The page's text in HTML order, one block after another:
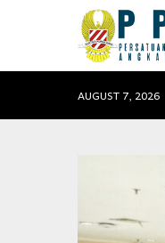
AUGUST 7, 2026